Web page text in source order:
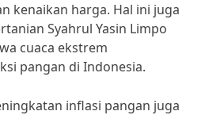
kenaikan harga. Hal ini juga
Syahrul Yasin Limpo
cuaca ekstrem
pangan di Indonesia.
inflasi pangan juga